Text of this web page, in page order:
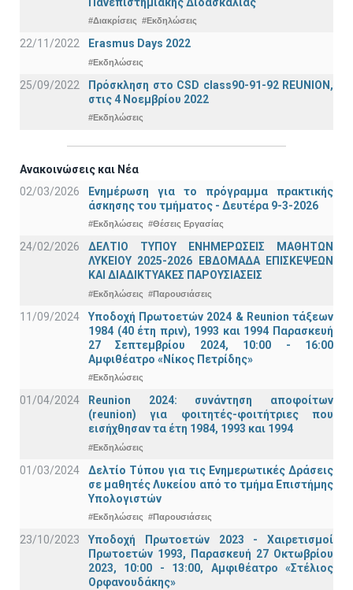
#Διακρίσεις #Εκδηλώσεις
22/11/2022 Erasmus Days 2022
#Εκδηλώσεις
25/09/2022
Πρόσκληση στο CSD class90-91-92 REUNION,
στις 4 Νοεμβρίου 2022
#Εκδηλώσεις
Ανακοινώσεις και Νέα
02/03/2026
Ενημέρωση για το πρόγραμμα πρακτικής
άσκησης του τμήματος - Δευτέρα 9-3-2026
#Εκδηλώσεις #Θέσεις Εργασίας
24/02/2026
ΔΕΛΤΙΟ ΤΥΠΟΥ ΕΝΗΜΕΡΩΣΕΙΣ ΜΑΘΗΤΩΝ
ΛΥΚΕΙΟΥ 2025-2026 ΕΒΔΟΜΑΔΑ ΕΠΙΣΚΕΨΕΩΝ
ΚΑΙ ΔΙΑΔΙΚΤΥΑΚΕΣ ΠΑΡΟΥΣΙΑΣΕΙΣ
#Εκδηλώσεις #Παρουσιάσεις
11/09/2024
Υποδοχή Πρωτοετών 2024 & Reunion τάξεων
1984 (40 έτη πριν), 1993 και 1994 Παρασκευή
27 Σεπτεμβρίου 2024, 10:00 - 16:00
Αμφιθέατρο «Νίκος Πετρίδης»
#Εκδηλώσεις
01/04/2024
Reunion 2024: συνάντηση αποφοίτων
(reunion) για φοιτητές-φοιτήτριες που
εισήχθησαν τα έτη 1984, 1993 και 1994
#Εκδηλώσεις
01/03/2024
Δελτίο Τύπου για τις Ενημερωτικές Δράσεις
σε μαθητές Λυκείου από το τμήμα Επιστήμης
Υπολογιστών
#Εκδηλώσεις #Παρουσιάσεις
23/10/2023
Υποδοχή Πρωτοετών 2023 - Χαιρετισμοί
Πρωτοετών 1993, Παρασκευή 27 Οκτωβρίου
2023, 10:00 - 13:00, Αμφιθέατρο «Στέλιος
Ορφανουδάκης»